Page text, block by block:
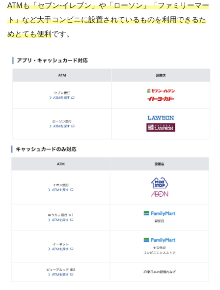
ATMも「セブン-イレブン」や「ローソン」「ファミリーマー
ト」など大手コンビニに設置されているものを利用できるた
めとても便利です。